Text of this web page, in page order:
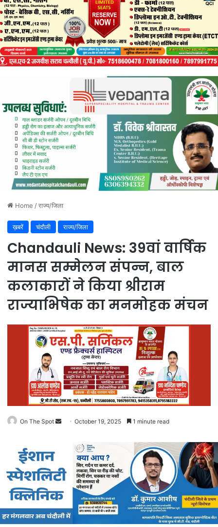
Home /राज्य/जिला
ख़बरें चंदौली राज्य/जिला
Chandauli News: 39वां वार्षिक
मानस सम्मेलन संपन्न, बाल
कलाकारों ने किया श्रीराम
राज्याभिषेक का मनमोहक मंचन
On The Spot
Send
email
October 19, 2025 1 minute read